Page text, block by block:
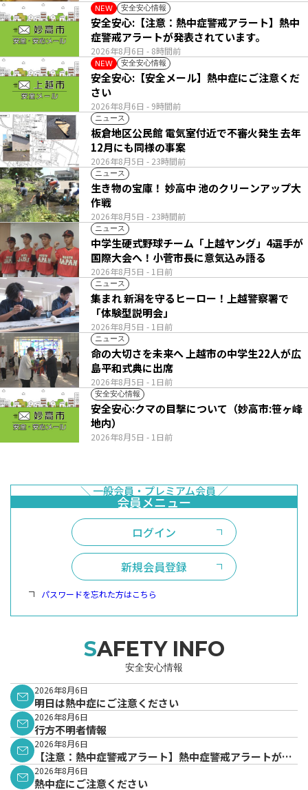
NEW 安全安心情報
2026年8月6日 - 8時間前
安全安心:【注意：熱中症警戒アラート】熱中
症警戒アラートが発表されています。
NEW 安全安心情報
2026年8月6日 - 9時間前
安全安心:【安全メール】熱中症にご注意くだ
さい
ニュース
2026年8月5日 - 23時間前
板倉地区公民館 電気室付近で不審火発生 去年
12月にも同様の事案
ニュース
2026年8月5日 - 23時間前
生き物の宝庫！ 妙高中 池のクリーンアップ大
作戦
ニュース
2026年8月5日 - 1日前
中学生硬式野球チーム「上越ヤング」4選手が
国際大会へ！小菅市長に意気込み語る
ニュース
2026年8月5日 - 1日前
集まれ 新潟を守るヒーロー！上越警察署で
「体験型説明会」
ニュース
2026年8月5日 - 1日前
命の大切さを未来へ 上越市の中学生22人が広
島平和式典に出席
安全安心情報
2026年8月5日 - 1日前
安全安心:クマの目撃について（妙高市:笹ヶ峰
地内）
ログイン
新規会員登録
パスワードを忘れた方はこちら
SAFETY INFO
安全安心情報
2026年8月6日
明日は熱中症にご注意ください
2026年8月6日
行方不明者情報
2026年8月6日
【注意：熱中症警戒アラート】熱中症警戒アラートが発
表されています。
2026年8月6日
熱中症にご注意ください